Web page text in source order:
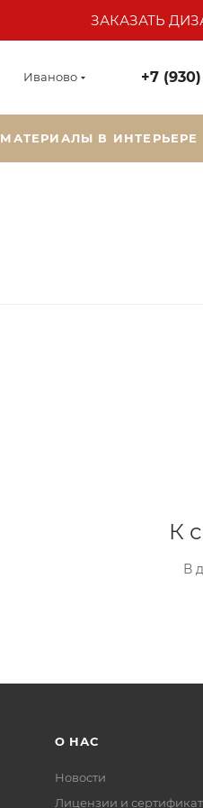
ЗАКАЗАТЬ
Иваново +7 (930)
МАТЕРИАЛЫ В ИНТЕРЬЕРЕ
К
В
О НАС
Новости
Лицензии и